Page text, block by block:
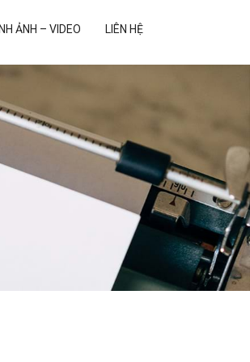
ẢNH – VIDEO LIÊN HỆ